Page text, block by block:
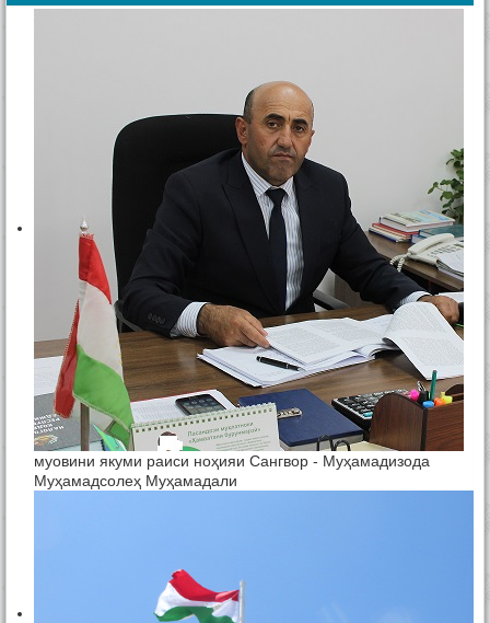
муовини якуми раиси ноҳияи Сангвор - Муҳамадизода
Муҳамадсолеҳ Муҳамадали